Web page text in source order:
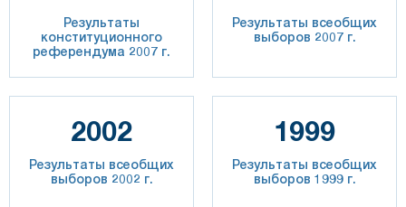
Результаты
конституционного
референдума 2007 г.
Результаты всеобщих
выборов 2007 г.
2002
Результаты всеобщих
выборов 2002 г.
1999
Результаты всеобщих
выборов 1999 г.